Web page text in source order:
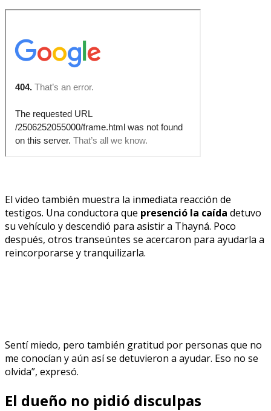
El video también muestra la inmediata reacción de
testigos. Una conductora que presenció la caída detuvo
su vehículo y descendió para asistir a Thayná. Poco
después, otros transeúntes se acercaron para ayudarla a
reincorporarse y tranquilizarla.
Sentí miedo, pero también gratitud por personas que no
me conocían y aún así se detuvieron a ayudar. Eso no se
olvida”, expresó.
El dueño no pidió disculpas